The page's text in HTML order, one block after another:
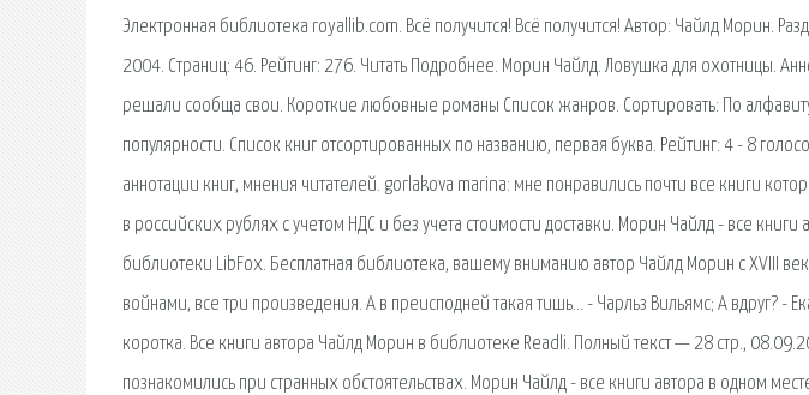
Электронная библиотека royallib.com. Всё получится! Всё получится! Автор: Чайлд Морин.
2004. Страниц: 46. Рейтинг: 276. Читать Подробнее. Морин Чайлд. Ловушка для охотницы.
решали сообща свои. Короткие любовные романы Список жанров. Сортировать: По
популярности. Список книг отсортированных по названию, первая буква. Рейтинг: 4 - 8
аннотации книг, мнения читателей. gorlakova marina: мне понравились почти все книги
в российских рублях с учетом НДС и без учета стоимости доставки. Морин Чайлд - все книги
библиотеки LibFox. Бесплатная библиотека, вашему вниманию автор Чайлд Морин с XVIII
войнами, все три произведения. А в преисподней такая тишь… - Чарльз Вильямс; А вдруг? -
коротка. Все книги автора Чайлд Морин в библиотеке Readli. Полный текст — 28 стр.,
познакомились при странных обстоятельствах. Морин Чайлд - все книги автора в одном